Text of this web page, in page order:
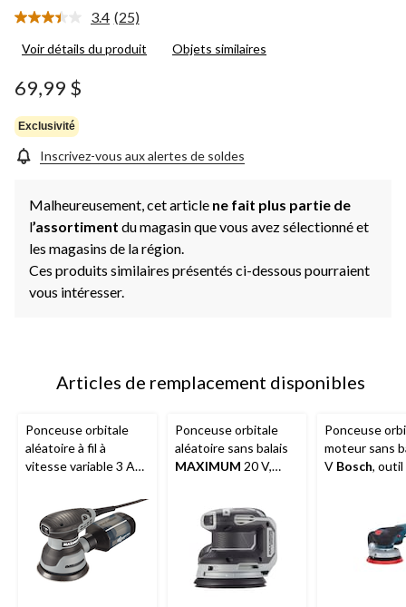
3.4 Lire
25
(25)
Voir détails du produit Objets similaires
69,99 $
Exclusivité
Inscrivez-vous aux alertes de soldes
Malheureusement, cet article ne fait plus partie de
l’assortiment du magasin que vous avez sélectionné et
les magasins de la région.
Ces produits similaires présentés ci-dessous pourraient
vous intéresser.
Articles de remplacement disponibles
Ponceuse orbitale
aléatoire à fil à
vitesse variable 3 A
ramasse-poussière
Cyclonic-Tech, 5 po
Ponceuse orbitale
aléatoire sans balais
MAXIMUM 20 V,
Ponceuse
moteur sans
V Bosch, outil